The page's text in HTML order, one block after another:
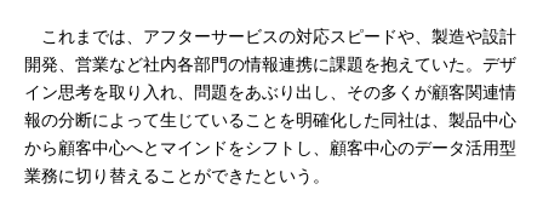
これまでは、アフターサービスの対応スピードや、製造や設計
開発、営業など社内各部門の情報連携に課題を抱えていた。デザ
イン思考を取り入れ、問題をあぶり出し、その多くが顧客関連情
報の分断によって生じていることを明確化した同社は、製品中心
から顧客中心へとマインドをシフトし、顧客中心のデータ活用型
業務に切り替えることができたという。